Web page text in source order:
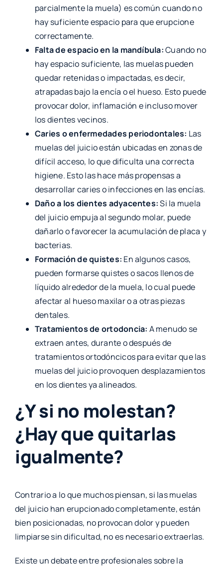
parcialmente la muela) es común cuando no
hay suficiente espacio para que erupcione
correctamente.
Falta de espacio en la mandíbula:Cuando no
hay espacio suficiente, las muelas pueden
quedar retenidas o impactadas, es decir,
atrapadas bajo la encía o el hueso. Esto puede
provocar dolor, inflamación e incluso mover
los dientes vecinos.
Caries o enfermedades periodontales: Las
muelas del juicio están ubicadas en zonas de
difícil acceso, lo que dificulta una correcta
higiene. Esto las hace más propensas a
desarrollar caries o infecciones en las encías.
Daño a los dientes adyacentes:Si la muela
del juicio empuja al segundo molar, puede
dañarlo o favorecer la acumulación de placa y
bacterias.
Formación de quistes: En algunos casos,
pueden formarse quistes o sacos llenos de
líquido alrededor de la muela, lo cual puede
afectar al hueso maxilar o a otras piezas
dentales.
Tratamientos de ortodoncia: A menudo se
extraen antes, durante o después de
tratamientos ortodóncicos para evitar que las
muelas del juicio provoquen desplazamientos
en los dientes ya alineados.
¿Y si no molestan?
¿Hay que quitarlas
igualmente?
Contrario a lo que muchos piensan, si las muelas
del juicio han erupcionado completamente, están
bien posicionadas, no provocan dolor y pueden
limpiarse sin dificultad, no es necesario extraerlas.
Existe un debate entre profesionales sobre la